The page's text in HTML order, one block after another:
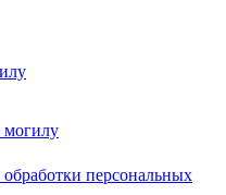
могилу
персональных